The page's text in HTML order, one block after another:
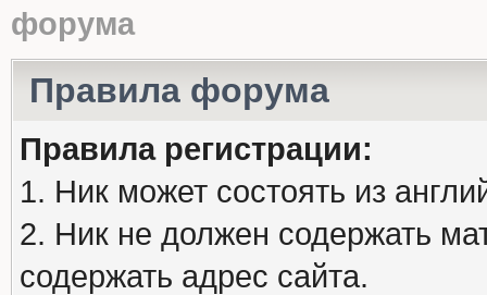
форума
Правила форума
Правила регистрации:
1. Ник может состоять из
2. Ник не должен содержать
содержать адрес сайта.